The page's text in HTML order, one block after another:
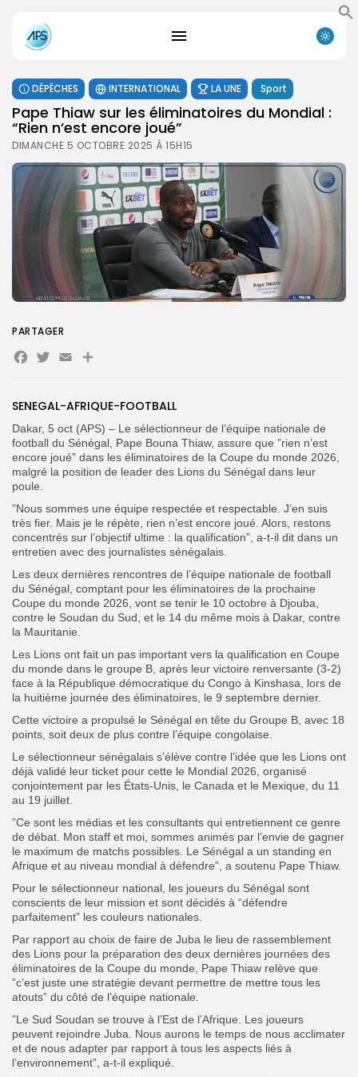
Search
for: Button
FR
DÉPÊCHES INTERNATIONAL LA UNE Sport
Pape Thiaw sur les éliminatoires du Mondial :
“Rien n’est encore joué”
DIMANCHE 5 OCTOBRE 2025 À 15H15
SENEGAL-AFRIQUE-FOOTBALL
Dakar, 5 oct (APS) – Le sélectionneur de l’équipe nationale de
football du Sénégal, Pape Bouna Thiaw, assure que ”rien n’est
encore joué” dans les éliminatoires de la Coupe du monde 2026,
malgré la position de leader des Lions du Sénégal dans leur
poule.
”Nous sommes une équipe respectée et respectable. J’en suis
très fier. Mais je le répète, rien n’est encore joué. Alors, restons
concentrés sur l’objectif ultime : la qualification”, a-t-il dit dans un
entretien avec des journalistes sénégalais.
Les deux dernières rencontres de l’équipe nationale de football
du Sénégal, comptant pour les éliminatoires de la prochaine
Coupe du monde 2026, vont se tenir le 10 octobre à Djouba,
contre le Soudan du Sud, et le 14 du même mois à Dakar, contre
la Mauritanie.
Les Lions ont fait un pas important vers la qualification en Coupe
du monde dans le groupe B, après leur victoire renversante (3-2)
face à la République démocratique du Congo à Kinshasa, lors de
la huitième journée des éliminatoires, le 9 septembre dernier.
Cette victoire a propulsé le Sénégal en tête du Groupe B, avec 18
points, soit deux de plus contre l’équipe congolaise.
Le sélectionneur sénégalais s’élève contre l’idée que les Lions ont
déjà validé leur ticket pour cette le Mondial 2026, organisé
conjointement par les États-Unis, le Canada et le Mexique, du 11
au 19 juillet.
”Ce sont les médias et les consultants qui entretiennent ce genre
de débat. Mon staff et moi, sommes animés par l’envie de gagner
le maximum de matchs possibles. Le Sénégal a un standing en
Afrique et au niveau mondial à défendre”, a soutenu Pape Thiaw.
Pour le sélectionneur national, les joueurs du Sénégal sont
conscients de leur mission et sont décidés à “défendre
parfaitement” les couleurs nationales.
Par rapport au choix de faire de Juba le lieu de rassemblement
des Lions pour la préparation des deux dernières journées des
éliminatoires de la Coupe du monde, Pape Thiaw relève que
”c’est juste une stratégie devant permettre de mettre tous les
atouts” du côté de l’équipe nationale.
”Le Sud Soudan se trouve à l’Est de l’Afrique. Les joueurs
peuvent rejoindre Juba. Nous aurons le temps de nous acclimater
et de nous adapter par rapport à tous les aspects liés à
l’environnement”, a-t-il expliqué.
PARTAGER
Facebook
Twitter
EmailPartager